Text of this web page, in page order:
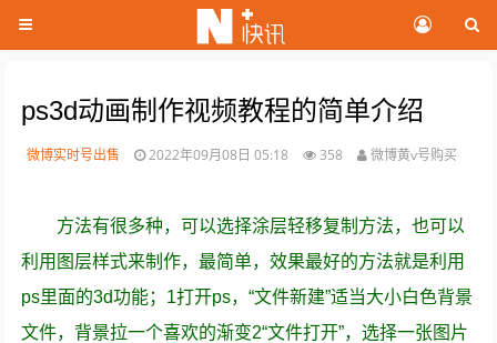
ps3d动画制作视频教程的简单介绍
微博实时号出售 2022年09月08日 05:18 358 微博黄v号购买
方法有很多种，可以选择涂层轻移复制方法，也可以
利用图层样式来制作，最简单，效果最好的方法就是利用
ps里面的3d功能；1打开ps，“文件新建”适当大小白色背景
文件，背景拉一个喜欢的渐变2“文件打开”，选择一张图片